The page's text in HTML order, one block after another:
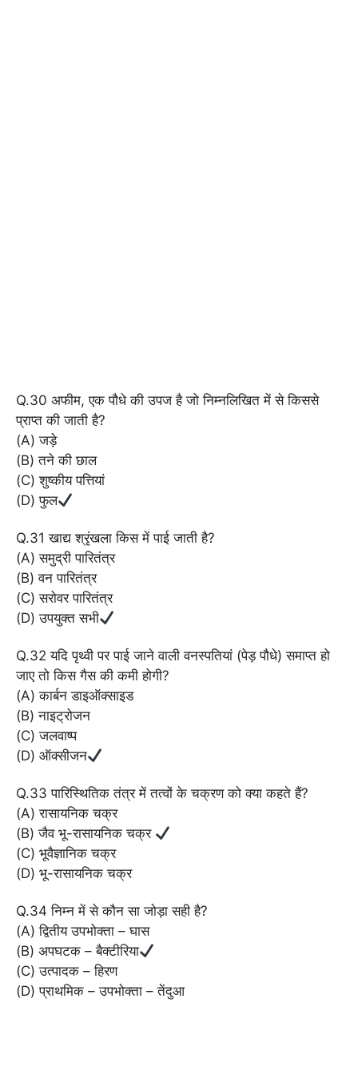
Q.30 अफीम, एक पौधे की उपज है जो निम्नलिखित में से किससे
प्राप्त की जाती है?
(A) जड़े
(B) तने की छाल
(C) शुष्कीय पत्तियां
(D) फुल
Q.31 खाद्य श्रृंखला किस में पाई जाती है?
(A) समुद्री पारितंत्र
(B) वन पारितंत्र
(C) सरोवर पारितंत्र
(D) उपयुक्त सभी
Q.32 यदि पृथ्वी पर पाई जाने वाली वनस्पतियां (पेड़ पौधे) समाप्त हो
जाए तो किस गैस की कमी होगी?
(A) कार्बन डाइऑक्साइड
(B) नाइट्रोजन
(C) जलवाष्प
(D) ऑक्सीजन
Q.33 पारिस्थितिक तंत्र में तत्वों के चक्रण को क्या कहते हैं?
(A) रासायनिक चक्र
(B) जैव भू-रासायनिक चक्र
(C) भूवैज्ञानिक चक्र
(D) भू-रासायनिक चक्र
Q.34 निम्न में से कौन सा जोड़ा सही है?
(A) द्वितीय उपभोक्ता – घास
(B) अपघटक – बैक्टीरिया
(C) उत्पादक – हिरण
(D) प्राथमिक – उपभोक्ता – तेंदुआ